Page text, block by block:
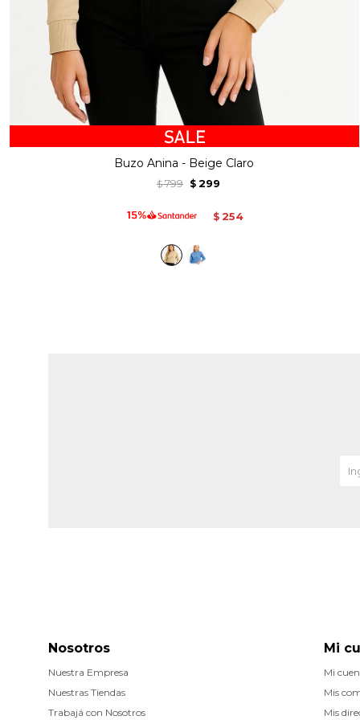
Buzo Anina - Beige Claro
$ 799 $ 299
$ 254
Nosotros
Nuestra Empresa
Nuestras Tiendas
Trabajá con Nosotros
Mi
Mi
Mis
Mis